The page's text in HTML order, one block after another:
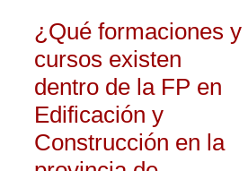
¿Qué formaciones y
cursos existen
dentro de la FP en
Edificación y
Construcción en la